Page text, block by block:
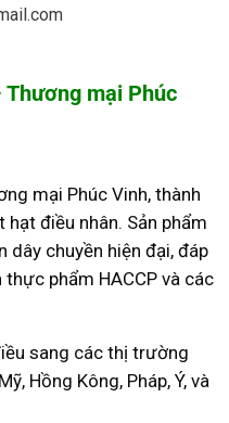
Thương mại Phúc
mại Phúc Vinh, thành
điều nhân. Sản phẩm
chuyền hiện đại, đáp
phẩm HACCP và các
sang các thị trường
Hồng Kông, Pháp, Ý, và